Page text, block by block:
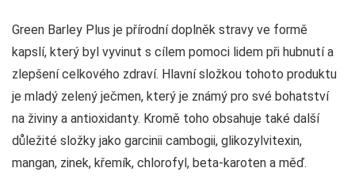
Green Barley Plus je přírodní doplněk stravy ve formě
kapslí, který byl vyvinut s cílem pomoci lidem při hubnutí a
zlepšení celkového zdraví. Hlavní složkou tohoto produktu
je mladý zelený ječmen, který je známý pro své bohatství
na živiny a antioxidanty. Kromě toho obsahuje také další
důležité složky jako garcinii cambogii, glikozylvitexin,
mangan, zinek, křemík, chlorofyl, beta-karoten a měď.